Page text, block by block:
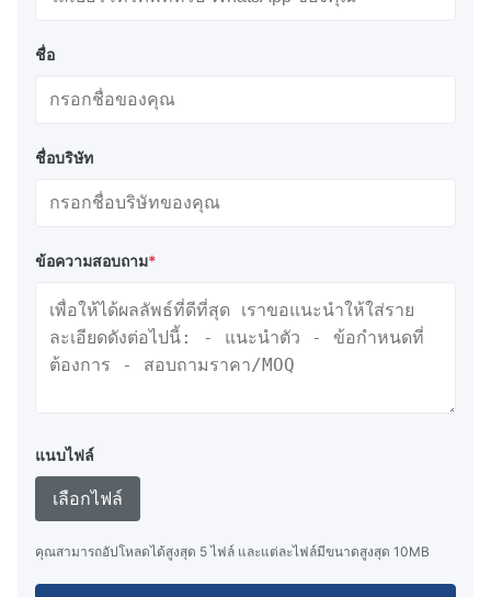
ชื่อ
ชื่อบริษัท
ข้อความสอบถาม*
แนบไฟล์
เลือกไฟล์
คุณสามารถอัปโหลดได้สูงสุด 5 ไฟล์ และแต่ละไฟล์มีขนาดสูงสุด 10MB